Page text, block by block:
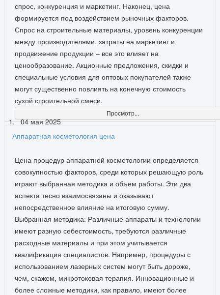
спрос, конкуренция и маркетинг. Наконец, цена
формируется под воздействием рыночных факторов.
Спрос на строительные материалы, уровень конкуренции
между производителями, затраты на маркетинг и
продвижение продукции – все это влияет на
ценообразование. Акционные предложения, скидки и
специальные условия для оптовых покупателей также
могут существенно повлиять на конечную стоимость
сухой строительной смеси.
Просмотр...
04 мая 2025
Аппаратная косметология цена
Цена процедур аппаратной косметологии определяется
совокупностью факторов, среди которых решающую роль
играют выбранная методика и объем работы. Эти два
аспекта тесно взаимосвязаны и оказывают
непосредственное влияние на итоговую сумму.
Выбранная методика: Различные аппараты и технологии
имеют разную себестоимость, требуются различные
расходные материалы и при этом учитывается
квалификация специалистов. Например, процедуры с
использованием лазерных систем могут быть дороже,
чем, скажем, микротоковая терапия. Инновационные и
более сложные методики, как правило, имеют более